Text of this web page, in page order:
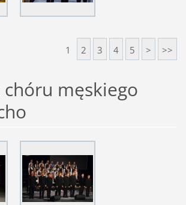
1 2 3 4 5 > >>
chóru męskiego